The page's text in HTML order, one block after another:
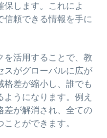
します。これによ
信頼できる情報を手に
を活用することで、教
スがグローバルに広が
格差が縮小し、誰でも
うになります。例え
差が解消され、全ての
とができます。